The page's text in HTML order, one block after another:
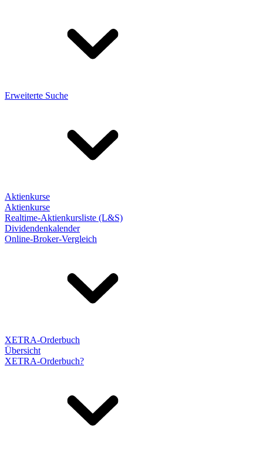
Erweiterte Suche
Aktienkurse
Aktienkurse
Realtime-Aktienkursliste (L&S)
Dividendenkalender
Online-Broker-Vergleich
XETRA-Orderbuch
Übersicht
XETRA-Orderbuch?